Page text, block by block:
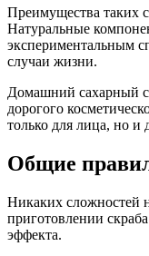
Преимущества таких
Натуральные
экспериментальным
случаи жизни.
Домашний сахарный
дорогого
только для лица, но и
Общие
Никаких сложностей
приготовлении
эффекта.